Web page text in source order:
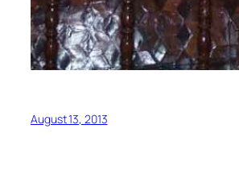
August 13, 2013